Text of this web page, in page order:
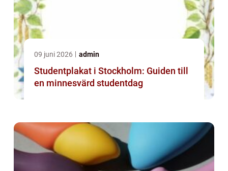
09 juni 2026 admin
Studentplakat i Stockholm: Guiden till
en minnesvärd studentdag